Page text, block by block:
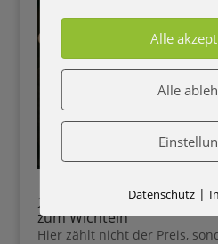
21–30: Kleine
zum Wichteln
Hier zählt nicht der Preis,
Alle
Alle
Datenschutz |